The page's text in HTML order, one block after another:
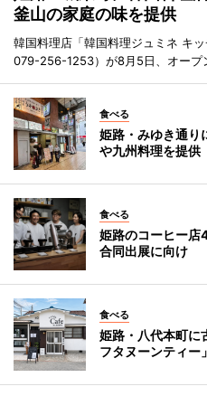
釜山の家庭の味を提供
韓国料理店「韓国料理ジュミネ キ
079-256-1253）が8月5日、オープ
食べる
姫路・みゆき通
や九州料理を提供
食べる
姫路のコーヒー
合同出展に向け
食べる
姫路・八代本町
フタヌーンティー